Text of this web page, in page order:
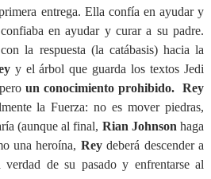
entrega. Ella confía en ayudar y
confiaba en ayudar y curar a su padre.
la respuesta (la catábasis) hacia la
y el árbol que guarda los textos Jedi
un conocimiento prohibido. Rey
la Fuerza: no es mover piedras,
(aunque al final, Rian Johnsonhaga
una heroína, Reydeberá descender a
de su pasado y enfrentarse al